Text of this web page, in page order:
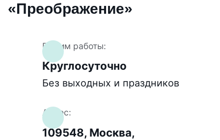
«Преображение»
Режим работы:
Круглосуточно
Без выходных и праздников
Адрес:
109548, Москва,